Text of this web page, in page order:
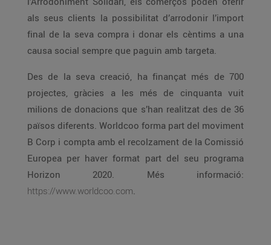
als seus clients la possibilitat d’arrodonir l’import
final de la seva compra i donar els cèntims a una
causa social sempre que paguin amb targeta.
Des de la seva creació, ha finançat més de 700
projectes, gràcies a les més de cinquanta vuit
milions de donacions que s’han realitzat des de 36
països diferents. Worldcoo forma part del moviment
B Corp i compta amb el recolzament de la Comissió
Europea per haver format part del seu programa
Horizon 2020. Més informació:
https://www.worldcoo.com.